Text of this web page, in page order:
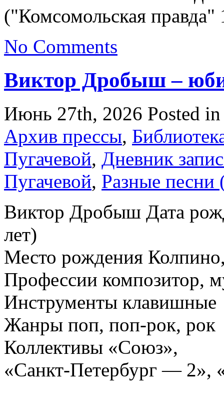
("Комсомольская правда"
No Comments
Виктор Дробыш –
Июнь 27th, 2026 Posted
Архив прессы,
Пугачевой, Дневник
Пугачевой, Разные песни
Виктор Дробыш Дата
лет)
Место рождения
Профессии композитор,
Инструменты клавишные
Жанры поп, поп-рок, рок
Коллективы «Союз»,
«Санкт-Петербург — 2»,